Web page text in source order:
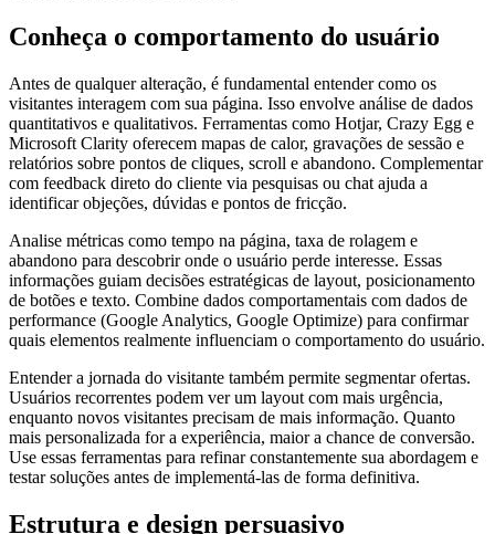
Conheça o comportamento do usuário
Antes de qualquer alteração, é fundamental entender como os
visitantes interagem com sua página. Isso envolve análise de dados
quantitativos e qualitativos. Ferramentas como Hotjar, Crazy Egg e
Microsoft Clarity oferecem mapas de calor, gravações de sessão e
relatórios sobre pontos de cliques, scroll e abandono. Complementar
com feedback direto do cliente via pesquisas ou chat ajuda a
identificar objeções, dúvidas e pontos de fricção.
Analise métricas como tempo na página, taxa de rolagem e
abandono para descobrir onde o usuário perde interesse. Essas
informações guiam decisões estratégicas de layout, posicionamento
de botões e texto. Combine dados comportamentais com dados de
performance (Google Analytics, Google Optimize) para confirmar
quais elementos realmente influenciam o comportamento do usuário.
Entender a jornada do visitante também permite segmentar ofertas.
Usuários recorrentes podem ver um layout com mais urgência,
enquanto novos visitantes precisam de mais informação. Quanto
mais personalizada for a experiência, maior a chance de conversão.
Use essas ferramentas para refinar constantemente sua abordagem e
testar soluções antes de implementá-las de forma definitiva.
Estrutura e design persuasivo